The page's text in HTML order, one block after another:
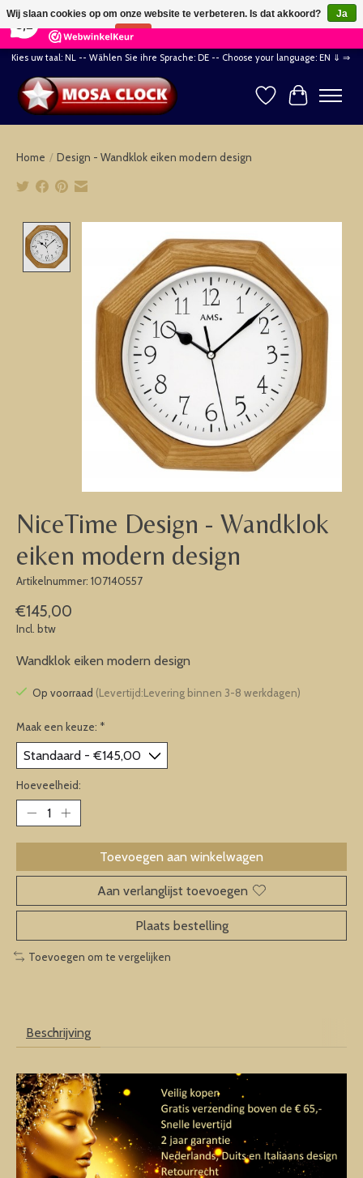
164 Reviews ×
Kies uw taal: NL -- Wählen Sie ihre Sprache: DE -- Choose your language: EN ⇓ ⇒
Verlanglijst
Home / Design - Wandklok eiken modern design
NiceTime Design - Wandklok
eiken modern design
Artikelnummer: 107140557
€145,00
Incl. btw
Wandklok eiken modern design
Op voorraad (Levertijd:Levering binnen 3-8 werkdagen)
Maak een keuze: *
Hoeveelheid:
Toevoegen aan winkelwagen
Aan verlanglijst toevoegen
Plaats bestelling
Toevoegen om te vergelijken
Beschrijving
Wij slaan cookies op om onze website te verbeteren. Is dat akkoord?
Ja
Nee